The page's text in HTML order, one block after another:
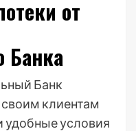
от
Банка
Банк
клиентам
условия